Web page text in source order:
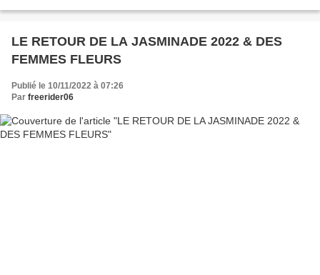
LE RETOUR DE LA JASMINADE 2022 & DES
FEMMES FLEURS
Publié le 10/11/2022 à 07:26
Par freerider06